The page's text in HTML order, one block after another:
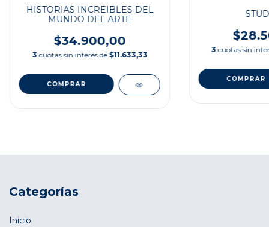
HISTORIAS INCREIBLES DEL
MUNDO DEL ARTE
$34.900,00
3 cuotas sin interés de $11.633,33
3 cuotas sin
Categorías
Inicio